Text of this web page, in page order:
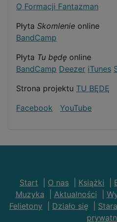
O Formacji Fantazman
Płyta Skomlenie online
BandCamp
Płyta Tu będę online
BandCamp Deezer iTunes
Strona projektu TU BĘDĘ
Facebook
YouTube
Start O nas Książki
Muzyka
Aktualności
Felietony
Działo się